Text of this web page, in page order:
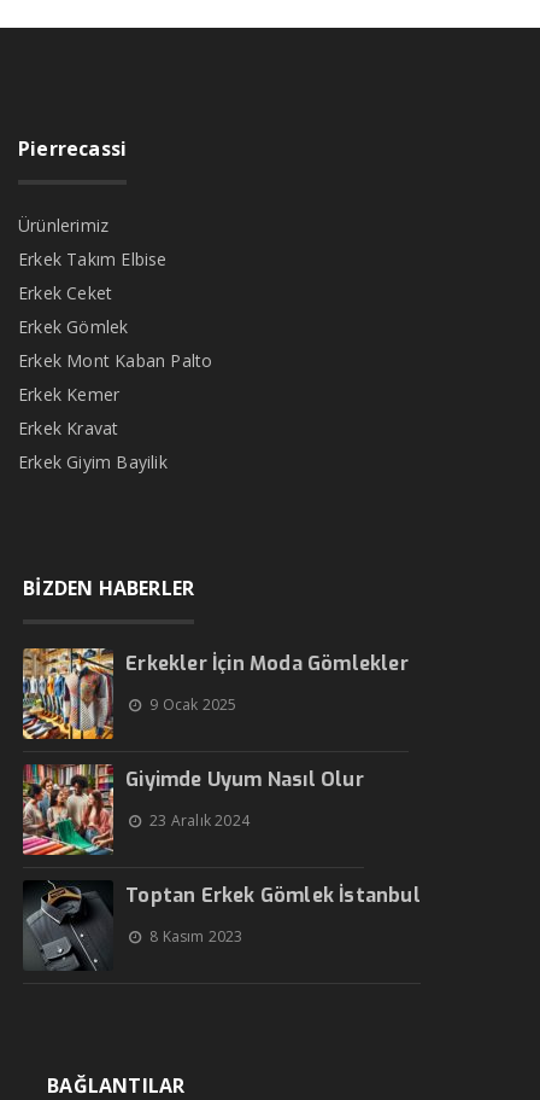
Pierrecassi
Ürünlerimiz
Erkek Takım Elbise
Erkek Ceket
Erkek Gömlek
Erkek Mont Kaban Palto
Erkek Kemer
Erkek Kravat
Erkek Giyim Bayilik
BİZDEN HABERLER
Erkekler İçin Moda Gömlekler
9 Ocak 2025
Giyimde Uyum Nasıl Olur
23 Aralık 2024
Toptan Erkek Gömlek İstanbul
8 Kasım 2023
BAĞLANTILAR